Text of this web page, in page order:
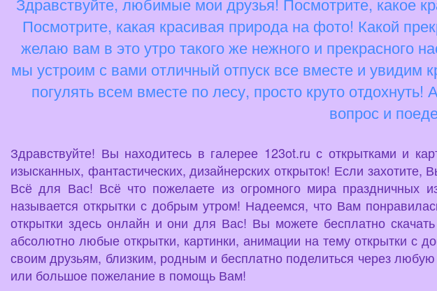
Посмотрите, какая красивая природа на фото! Какой
желаю вам в это утро такого же нежного и прекрасного
мы устроим с вами отличный отпуск все вместе и увидим
погулять всем вместе по лесу, просто круто
вопрос и
Здравствуйте! Вы находитесь в галерее 123ot.ru с открытками и
изысканных, фантастических, дизайнерских открыток! Если
Всё для Вас! Всё что пожелаете из огромного мира праздничных
называется открытки с добрым утром! Надеемся, что Вам
открытки здесь онлайн и они для Вас! Вы можете бесплатно
абсолютно любые открытки, картинки, анимации на тему открытки с
своим друзьям, близким, родным и бесплатно поделиться через
или большое пожелание в помощь Вам!